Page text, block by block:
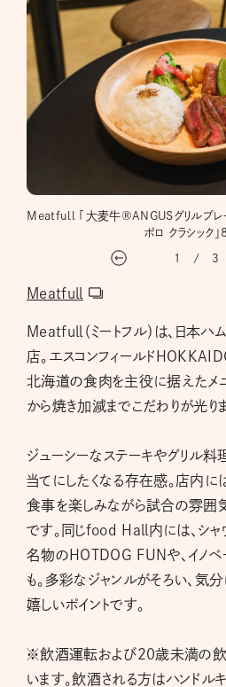
Meatfull 「大麦牛®ANGUSグリルプレー
ポロ クラシック
1 / 3
Meatfull
Meatfull（ミートフル）は、日本
店。エスコンフィールド
北海道の食肉を主役に据えたメ
から焼き加減までこだわりが光り
ジューシーなステーキやグリル料
当てにしたくなる存在感。店内に
食事を楽しみながら試合の雰囲
です。同じfood Hall内には、シャ
名物のHOTDOG FUNや、イノベ
も。多彩なジャンルがそろい、気
嬉しいポイントです。
※飲酒運転および20歳未満の
います。飲酒される方はハンドル